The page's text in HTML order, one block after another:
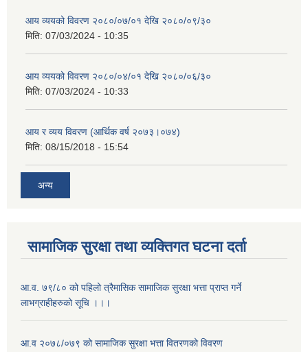
आय व्ययको विवरण २०८०/०७/०१ देखि २०८०/०९/३०
मिति: 07/03/2024 - 10:35
आय व्ययको विवरण २०८०/०४/०१ देखि २०८०/०६/३०
मिति: 07/03/2024 - 10:33
आय र व्यय विवरण (आर्थिक वर्ष २०७३।०७४)
मिति: 08/15/2018 - 15:54
अन्य
सामाजिक सुरक्षा तथा व्यक्तिगत घटना दर्ता
आ.व. ७९/८० को पहिलो त्रैमासिक सामाजिक सुरक्षा भत्ता प्राप्त गर्ने
लाभग्राहीहरुको सूचि ।।।
आ.व २०७८/०७९ को सामाजिक सुरक्षा भत्ता वितरणको विवरण